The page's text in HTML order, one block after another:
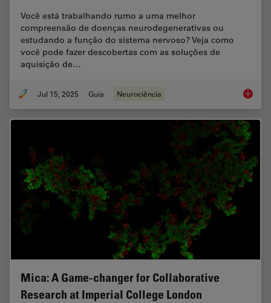
Você está trabalhando rumo a uma melhor
compreensão de doenças neurodegenerativas ou
estudando a função do sistema nervoso? Veja como
você pode fazer descobertas com as soluções de
aquisição de…
Jul 15, 2025 Guia Neurociência
Mica: A Game-changer for Collaborative
Research at Imperial College London